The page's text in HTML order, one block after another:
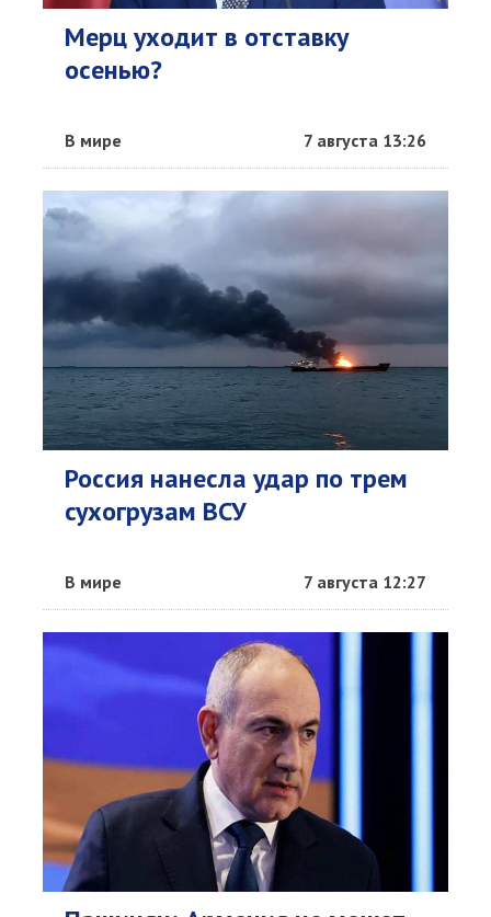
Мерц уходит в отставку
осенью?
В мире 7 августа 13:26
Россия нанесла удар по трем
сухогрузам ВСУ
В мире 7 августа 12:27